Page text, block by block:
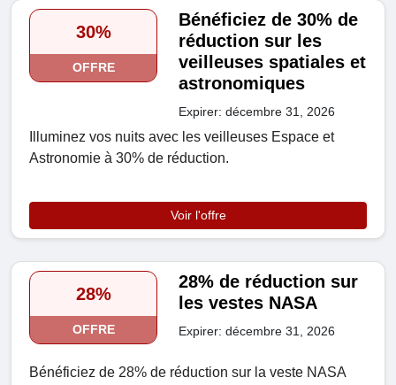
30%
OFFRE
Bénéficiez de 30% de
réduction sur les
veilleuses spatiales et
astronomiques
Expirer: décembre 31, 2026
Illuminez vos nuits avec les veilleuses Espace et
Astronomie à 30% de réduction.
Voir l'offre
28%
OFFRE
28% de réduction sur
les vestes NASA
Expirer: décembre 31, 2026
Bénéficiez de 28% de réduction sur la veste NASA